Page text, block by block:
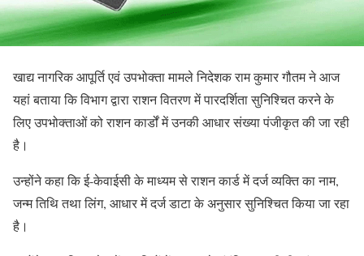
खाद्य नागरिक आपूर्ति एवं उपभोक्ता मामले निदेशक राम कुमार गौतम ने आज
यहां बताया कि विभाग द्वारा राशन वितरण में पारदर्शिता सुनिश्चित करने के
लिए उपभोक्ताओं को राशन कार्डों में उनकी आधार संख्या पंजीकृत की जा रही
है।
उन्होंने कहा कि ई-केवाईसी के माध्यम से राशन कार्ड में दर्ज व्यक्ति का नाम,
जन्म तिथि तथा लिंग, आधार में दर्ज डाटा के अनुसार सुनिश्चित किया जा रहा
है।